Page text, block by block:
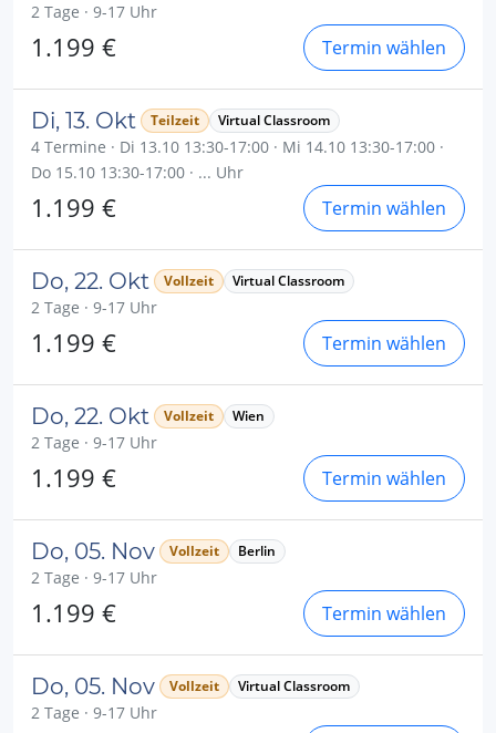
2 Tage · 9-17 Uhr
1.199 € Termin wählen
Di, 13. Okt Teilzeit Virtual Classroom
4 Termine · Di 13.10 13:30-17:00 · Mi 14.10 13:30-17:00 ·
Do 15.10 13:30-17:00 · ... Uhr
1.199 € Termin wählen
Do, 22. Okt Vollzeit Virtual Classroom
2 Tage · 9-17 Uhr
1.199 € Termin wählen
Do, 22. Okt Vollzeit Wien
2 Tage · 9-17 Uhr
1.199 € Termin wählen
Do, 05. Nov Vollzeit Berlin
2 Tage · 9-17 Uhr
1.199 € Termin wählen
Do, 05. Nov Vollzeit Virtual Classroom
2 Tage · 9-17 Uhr